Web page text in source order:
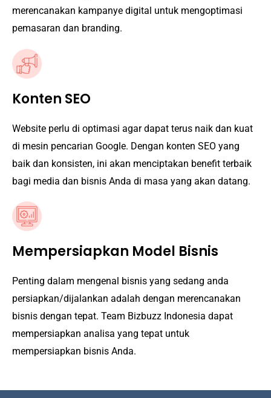
merencanakan kampanye digital untuk mengoptimasi
pemasaran dan branding.
Konten SEO
Website perlu di optimasi agar dapat terus naik dan kuat
di mesin pencarian Google. Dengan konten SEO yang
baik dan konsisten, ini akan menciptakan benefit terbaik
bagi media dan bisnis Anda di masa yang akan datang.
Mempersiapkan Model Bisnis
Penting dalam mengenal bisnis yang sedang anda
persiapkan/dijalankan adalah dengan merencanakan
bisnis dengan tepat. Team Bizbuzz Indonesia dapat
mempersiapkan analisa yang tepat untuk
mempersiapkan bisnis Anda.